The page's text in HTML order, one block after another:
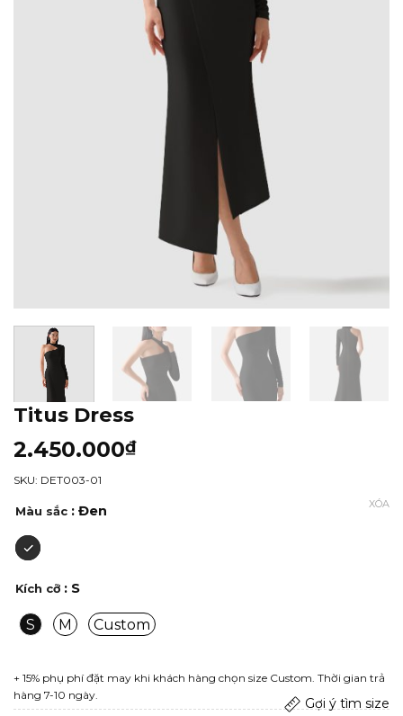
Titus Dress
2.450.000₫
SKU: DET003-01
Màu sắc : Đen
Kích cỡ : S
S M Custom
XÓA
+ 15% phụ phí đặt may khi khách hàng chọn size Custom. Thời gian trả
hàng 7-10 ngày.
Gợi ý tìm size